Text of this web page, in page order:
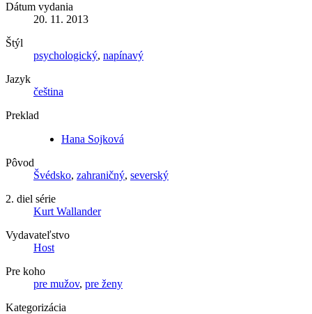
Dátum vydania
20. 11. 2013
Štýl
psychologický, napínavý
Jazyk
čeština
Preklad
Hana Sojková
Pôvod
Švédsko, zahraničný, severský
2. diel série
Kurt Wallander
Vydavateľstvo
Host
Pre koho
pre mužov, pre ženy
Kategorizácia